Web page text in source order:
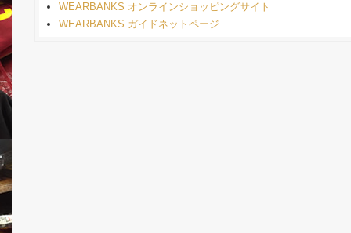
WEARBANKS オンラインショッピングサイト
WEARBANKS ガイドネットページ